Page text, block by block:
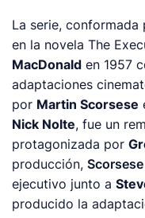
La serie,
en la novelaThe
MacDonald en 1957
adaptaciones
por Martin Scorsese
Nick Nolte, fue un
protagonizada por
producción,Scorsese
ejecutivo junto a
producido la